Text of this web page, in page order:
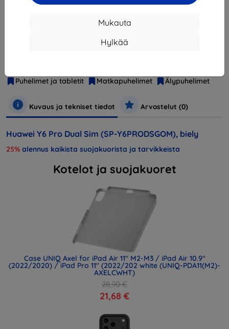
Mukauta
Hylkää
Puhelimet ja tabletit
Matkapuhelimet Älypuhelimet
Kuvaus ja tekniset tiedot Arvostelut (0)
Huawei Y6 Pro Dual Sim (SP-Y6PRODSGOM), biely
25% alennus kaikista suojakuorista ja tarvikkeista
Kotelot ja suojakuoret
Case UNIQ Axel for iPad Air 11" M2-M3 / iPad Air 10.9"
(2022/2020) / iPad Pro 11" (2022/202 white (UNIQ-PDA11(M2)-
AXELCWHT)
28,90 €
21,68 €